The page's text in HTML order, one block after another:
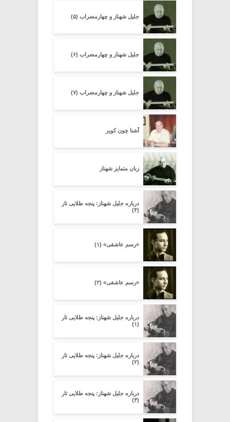
جلیل شهناز و چهارمضراب (۵)
جلیل شهناز و چهارمضراب (۶)
جلیل شهناز و چهارمضراب (۷)
آشنا چون کویر
زبان متمایز شهناز
درباره جلیل شهناز: پنجه طلایى تار
(۴)
«رسم عاشقی» (۱)
«رسم عاشقی» (۲)
درباره جلیل شهناز: پنجه طلایى تار
(۱)
درباره جلیل شهناز: پنجه طلایى تار
(۲)
درباره جلیل شهناز: پنجه طلایى تار
(۳)